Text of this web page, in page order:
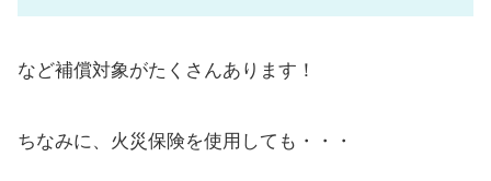
など補償対象がたくさんあります！
ちなみに、火災保険を使用しても・・・